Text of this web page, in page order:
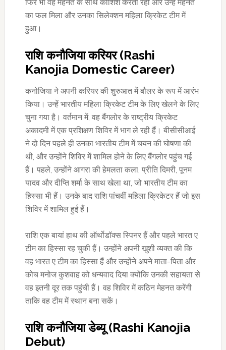
फिर भी वह मेहनत के साथ कोशिश करती रहीं और उन्हें मेहनत
का फल मिला और उनका सिलेक्शन महिला क्रिकेट टीम में
हुआ।
राशि कनौजिया करियर (Rashi
Kanojia Domestic Career)
कनोजिया ने अपनी करियर की शुरुआत में बौलर के रूप में आरंभ
किया। उन्हें भारतीय महिला क्रिकेट टीम के लिए खेलने के लिए
चुना गया है। वर्तमान में, वह बैंगलोर के राष्ट्रीय क्रिकेट
अकादमी में एक प्रशिक्षण शिविर में भाग ले रही हैं। बीसीसीआई
ने दो दिन पहले ही उनका भारतीय टीम में चयन की घोषणा की
थी, और उन्होंने शिविर में शामिल होने के लिए बैंगलोर पहुंच गई
हैं। पहले, उन्होंने आगरा की हेमलता कला, प्रीति दिमरी, पूनम
यादव और दीप्ति शर्मा के साथ खेला था, जो भारतीय टीम का
हिस्सा भी हैं। उनके बाद राशि पांचवीं महिला क्रिकेटर हैं जो इस
शिविर में शामिल हुई हैं।
राशि एक बायां हाथ की ऑर्थोडॉक्स स्पिनर हैं और पहले भारत ए
टीम का हिस्सा रह चुकी हैं। उन्होंने अपनी खुशी व्यक्त की कि
वह भारत ए टीम का हिस्सा हैं और उन्होंने अपने माता-पिता और
कोच मनोज कुशवाह को धन्यवाद दिया क्योंकि उनकी सहायता से
वह इतनी दूर तक पहुंची हैं। वह शिविर में कठिन मेहनत करेंगी
ताकि वह टीम में स्थान बना सकें।
राशि कनौजिया डेब्यू (Rashi Kanojia
Debut)